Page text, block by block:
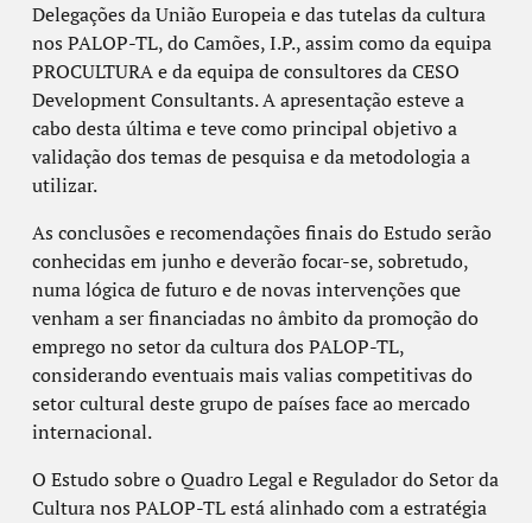
Delegações da União Europeia e das tutelas da cultura
nos PALOP-TL, do Camões, I.P., assim como da equipa
PROCULTURA e da equipa de consultores da CESO
Development Consultants. A apresentação esteve a
cabo desta última e teve como principal objetivo a
validação dos temas de pesquisa e da metodologia a
utilizar.
As conclusões e recomendações finais do Estudo serão
conhecidas em junho e deverão focar-se, sobretudo,
numa lógica de futuro e de novas intervenções que
venham a ser financiadas no âmbito da promoção do
emprego no setor da cultura dos PALOP-TL,
considerando eventuais mais valias competitivas do
setor cultural deste grupo de países face ao mercado
internacional.
O Estudo sobre o Quadro Legal e Regulador do Setor da
Cultura nos PALOP-TL está alinhado com a estratégia